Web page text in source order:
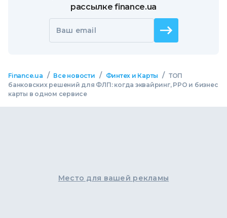
рассылке finance.ua
Ваш email
Finance.ua / Все новости / Финтех и Карты / ТОП
банковских решений для ФЛП: когда эквайринг, РРО и бизнес
карты в одном сервисе
Место для вашей рекламы